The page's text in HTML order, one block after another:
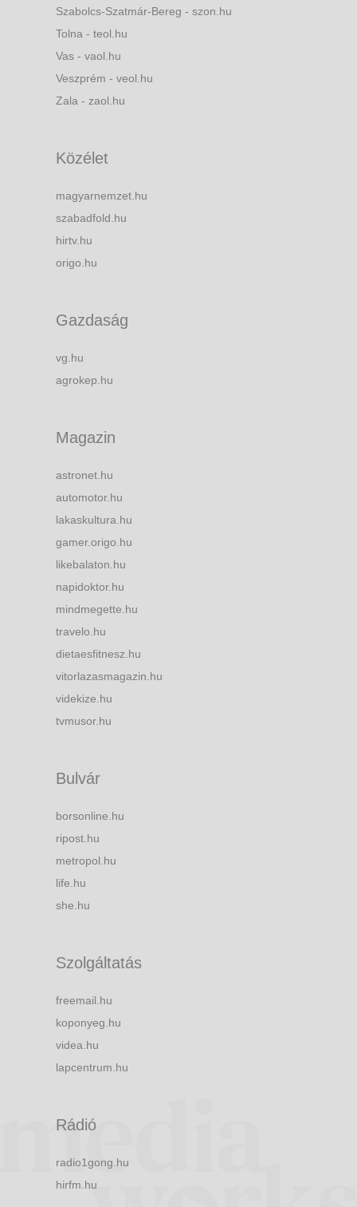
Szabolcs-Szatmár-Bereg - szon.hu
Tolna - teol.hu
Vas - vaol.hu
Veszprém - veol.hu
Zala - zaol.hu
Közélet
magyarnemzet.hu
szabadfold.hu
hirtv.hu
origo.hu
Gazdaság
vg.hu
agrokep.hu
Magazin
astronet.hu
automotor.hu
lakaskultura.hu
gamer.origo.hu
likebalaton.hu
napidoktor.hu
mindmegette.hu
travelo.hu
dietaesfitnesz.hu
vitorlazasmagazin.hu
videkize.hu
tvmusor.hu
Bulvár
borsonline.hu
ripost.hu
metropol.hu
life.hu
she.hu
Szolgáltatás
freemail.hu
koponyeg.hu
videa.hu
lapcentrum.hu
Rádió
radio1gong.hu
hirfm.hu